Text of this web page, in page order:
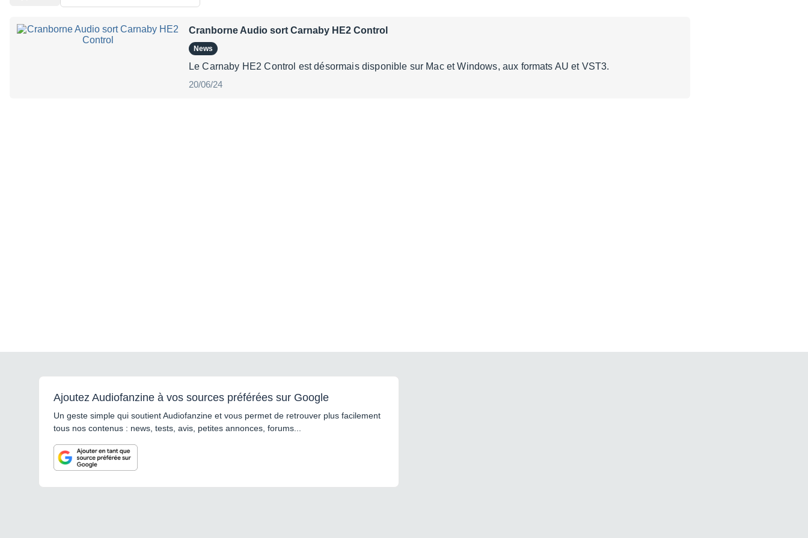
Cranborne Audio sort Carnaby HE2 Control
News
Le Carnaby HE2 Control est désormais disponible sur Mac et Windows, aux formats AU et VST3.
20/06/24
Ajoutez Audiofanzine à vos sources préférées sur Google
Un geste simple qui soutient Audiofanzine et vous permet de retrouver plus facilement
tous nos contenus : news, tests, avis, petites annonces, forums...